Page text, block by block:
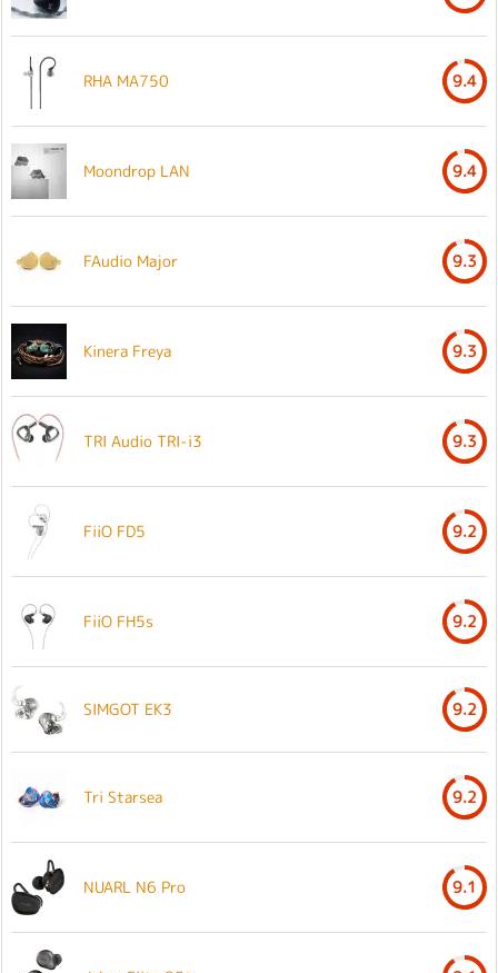
RHA MA750 9.4
Moondrop LAN 9.4
FAudio Major 9.3
Kinera Freya 9.3
TRI Audio TRI-i3 9.3
FiiO FD5 9.2
FiiO FH5s 9.2
SIMGOT EK3 9.2
Tri Starsea 9.2
NUARL N6 Pro 9.1